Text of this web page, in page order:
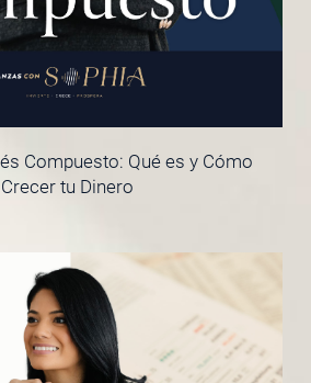
Compuesto: Qué es y Cómo
tu Dinero